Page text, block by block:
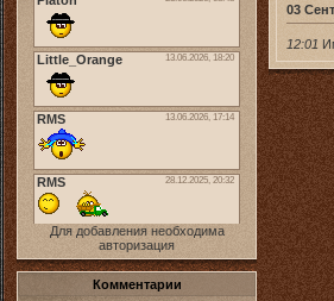
Для добавления необходима
авторизация
Комментарии
03
12:01